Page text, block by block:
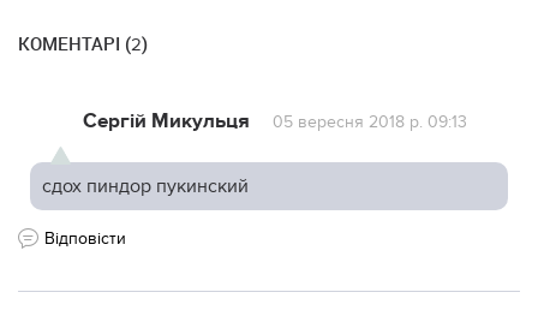
КОМЕНТАРІ (2)
Сергій Микульця 05 вересня 2018 р. 09:13
сдох пиндор пукинский
Відповісти